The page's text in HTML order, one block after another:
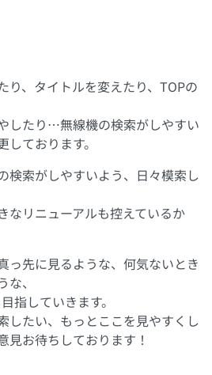
り、タイトルを変えたり、TOPの
したり…無線機の検索がしやすい
ております。
検索がしやすいよう、日々模索し
なリニューアルも控えているか
っ先に見るような、何気ないとき
、
指していきます。
したい、もっとここを見やすくし
見お待ちしております！